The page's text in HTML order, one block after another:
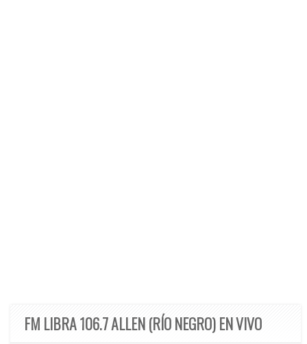
FM LIBRA 106.7 ALLEN (RÍO NEGRO) EN VIVO